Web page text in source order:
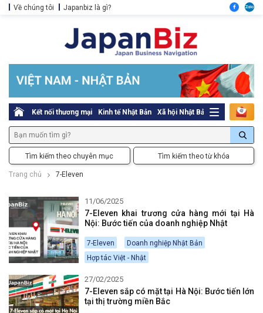
Về chúng tôi Japanbiz là gì?
Kết nối thương mại Kinh tế Nhật Bản Xã hội Nhật Bản Thủ tục pháp
Tìm kiếm theo chuyên mục Tìm kiếm theo từ khóa
Trang chủ 7-Eleven
11/06/2025
7-Eleven khai trương cửa hàng mới tại Hà
Nội: Bước tiến của doanh nghiệp Nhật
7-Eleven
Doanh nghiệp Nhật Bản
Hợp tác Việt - Nhật
27/02/2025
7-Eleven sắp có mặt tại Hà Nội: Bước tiến lớn
tại thị trường miền Bắc